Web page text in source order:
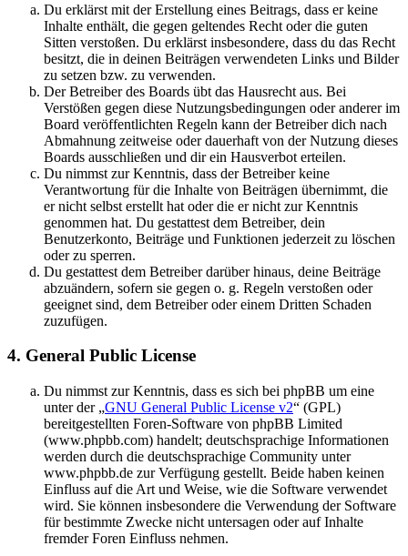
Du erklärst mit der Erstellung eines Beitrags, dass er keine
Inhalte enthält, die gegen geltendes Recht oder die guten
Sitten verstoßen. Du erklärst insbesondere, dass du das Recht
besitzt, die in deinen Beiträgen verwendeten Links und Bilder
zu setzen bzw. zu verwenden.
Der Betreiber des Boards übt das Hausrecht aus. Bei
Verstößen gegen diese Nutzungsbedingungen oder anderer im
Board veröffentlichten Regeln kann der Betreiber dich nach
Abmahnung zeitweise oder dauerhaft von der Nutzung dieses
Boards ausschließen und dir ein Hausverbot erteilen.
Du nimmst zur Kenntnis, dass der Betreiber keine
Verantwortung für die Inhalte von Beiträgen übernimmt, die
er nicht selbst erstellt hat oder die er nicht zur Kenntnis
genommen hat. Du gestattest dem Betreiber, dein
Benutzerkonto, Beiträge und Funktionen jederzeit zu löschen
oder zu sperren.
Du gestattest dem Betreiber darüber hinaus, deine Beiträge
abzuändern, sofern sie gegen o. g. Regeln verstoßen oder
geeignet sind, dem Betreiber oder einem Dritten Schaden
zuzufügen.
4. General Public License
Du nimmst zur Kenntnis, dass es sich bei phpBB um eine
unter der „GNU General Public License v2“ (GPL)
bereitgestellten Foren-Software von phpBB Limited
(www.phpbb.com) handelt; deutschsprachige Informationen
werden durch die deutschsprachige Community unter
www.phpbb.de zur Verfügung gestellt. Beide haben keinen
Einfluss auf die Art und Weise, wie die Software verwendet
wird. Sie können insbesondere die Verwendung der Software
für bestimmte Zwecke nicht untersagen oder auf Inhalte
fremder Foren Einfluss nehmen.